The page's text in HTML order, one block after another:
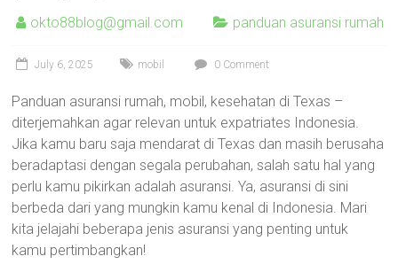
okto88blog@gmail.com panduan asuransi rumah
July 6, 2025 mobil 0 Comment
Panduan asuransi rumah, mobil, kesehatan di Texas –
diterjemahkan agar relevan untuk expatriates Indonesia.
Jika kamu baru saja mendarat di Texas dan masih berusaha
beradaptasi dengan segala perubahan, salah satu hal yang
perlu kamu pikirkan adalah asuransi. Ya, asuransi di sini
berbeda dari yang mungkin kamu kenal di Indonesia. Mari
kita jelajahi beberapa jenis asuransi yang penting untuk
kamu pertimbangkan!